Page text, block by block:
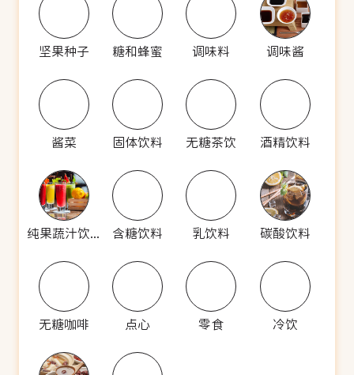
坚果种子 糖和蜂蜜 调味料 调味酱
酱菜 固体饮料 无糖茶饮 酒精饮料
纯果蔬汁饮料 含糖饮料 乳饮料 碳酸饮料
无糖咖啡 点心 零食 冷饮